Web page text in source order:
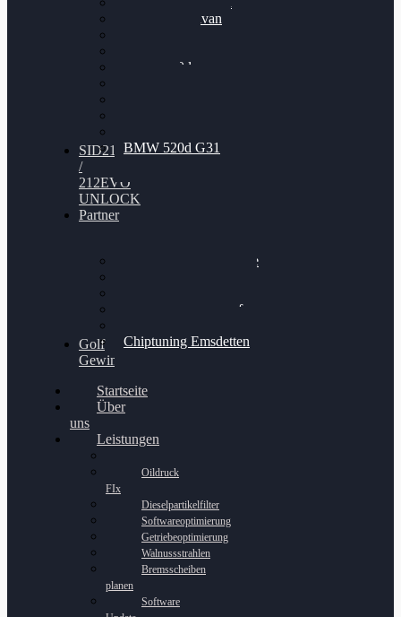
VW T6 Multivan
BMW 120d
BMW 520d G31
SID212
/
212EVO
UNLOCK
Partner
Bilgenroth Performance
Chiptuning Schüttorf
Chiptuning Emsdetten
Golf
Gewinnspiel
Startseite
Über
uns
Leistungen
Oildruck
FIx
Dieselpartikelfilter
Softwareoptimierung
Getriebeoptimierung
Walnussstrahlen
Bremsscheiben
planen
Software